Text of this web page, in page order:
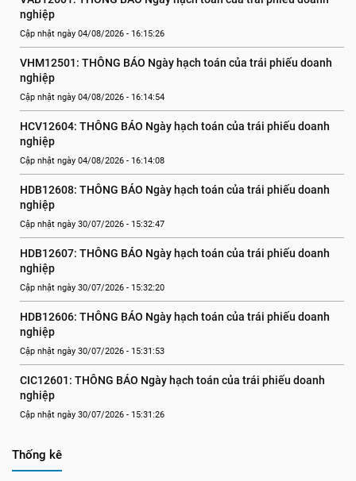
nghiệp
Cập nhật ngày 04/08/2026 - 16:15:26
VHM12501: THÔNG BÁO Ngày hạch toán của trái phiếu doanh
nghiệp
Cập nhật ngày 04/08/2026 - 16:14:54
HCV12604: THÔNG BÁO Ngày hạch toán của trái phiếu doanh
nghiệp
Cập nhật ngày 04/08/2026 - 16:14:08
HDB12608: THÔNG BÁO Ngày hạch toán của trái phiếu doanh
nghiệp
Cập nhật ngày 30/07/2026 - 15:32:47
HDB12607: THÔNG BÁO Ngày hạch toán của trái phiếu doanh
nghiệp
Cập nhật ngày 30/07/2026 - 15:32:20
HDB12606: THÔNG BÁO Ngày hạch toán của trái phiếu doanh
nghiệp
Cập nhật ngày 30/07/2026 - 15:31:53
CIC12601: THÔNG BÁO Ngày hạch toán của trái phiếu doanh
nghiệp
Cập nhật ngày 30/07/2026 - 15:31:26
Thống kê